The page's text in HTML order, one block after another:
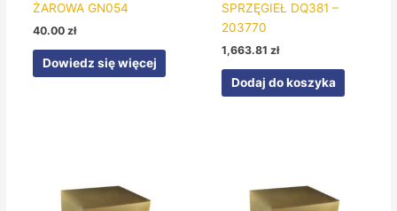
ŻAROWA GN054
40.00zł
Dowiedz się więcej
SPRZĘGIEŁ DQ381 –
203770
1,663.81zł
Dodaj do koszyka